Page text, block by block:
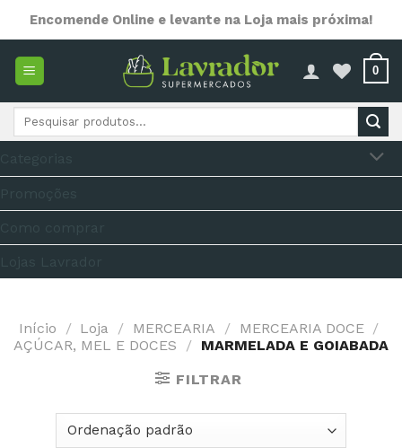
content
Encomende Online e levante na Loja mais próxima!
0
Pesquisar
Início / Loja / MERCEARIA / MERCEARIA DOCE /
AÇÚCAR, MEL E DOCES
/ MARMELADA E GOIABADA
FILTRAR